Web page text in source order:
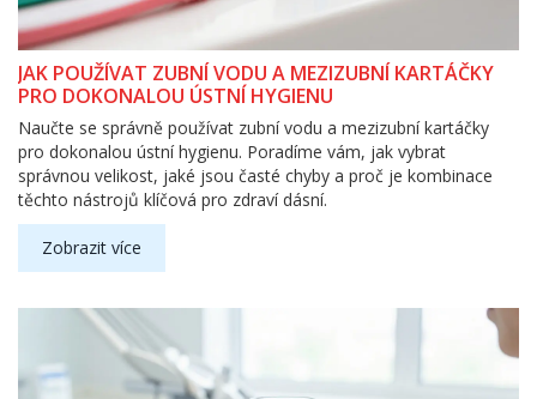
JAK POUŽÍVAT ZUBNÍ VODU A MEZIZUBNÍ KARTÁČKY
PRO DOKONALOU ÚSTNÍ HYGIENU
Naučte se správně používat zubní vodu a mezizubní kartáčky
pro dokonalou ústní hygienu. Poradíme vám, jak vybrat
správnou velikost, jaké jsou časté chyby a proč je kombinace
těchto nástrojů klíčová pro zdraví dásní.
Zobrazit více